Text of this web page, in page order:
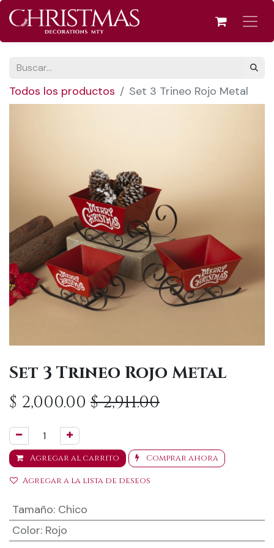
Todos los productos Set 3 Trineo Rojo Metal
Set 3 Trineo Rojo Metal
$ 2,000.00 $2,911.00
Agregar al carrito Comprar ahora
Agregar a la lista de deseos
Tamaño: Chico
Color: Rojo